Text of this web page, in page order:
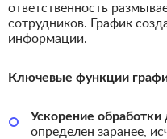
ответственность
сотрудников. График
информации.
Ключевые функции
Ускорение обработки
определён заранее,